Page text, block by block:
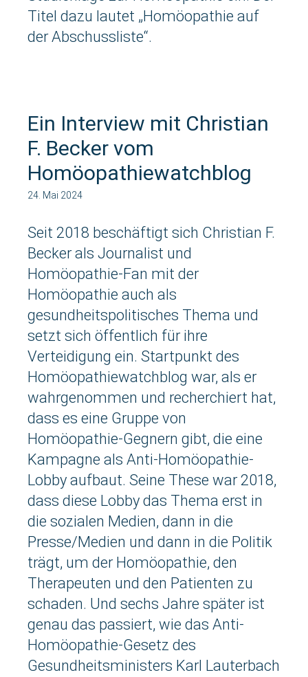
Titel dazu lautet „Homöopathie auf
der Abschussliste“.
Ein Interview mit Christian
F. Becker vom
Homöopathiewatchblog
24. Mai 2024
Seit 2018 beschäftigt sich Christian F.
Becker als Journalist und
Homöopathie-Fan mit der
Homöopathie auch als
gesundheitspolitisches Thema und
setzt sich öffentlich für ihre
Verteidigung ein. Startpunkt des
Homöopathiewatchblog war, als er
wahrgenommen und recherchiert hat,
dass es eine Gruppe von
Homöopathie-Gegnern gibt, die eine
Kampagne als Anti-Homöopathie-
Lobby aufbaut. Seine These war 2018,
dass diese Lobby das Thema erst in
die sozialen Medien, dann in die
Presse/Medien und dann in die Politik
trägt, um der Homöopathie, den
Therapeuten und den Patienten zu
schaden. Und sechs Jahre später ist
genau das passiert, wie das Anti-
Homöopathie-Gesetz des
Gesundheitsministers Karl Lauterbach